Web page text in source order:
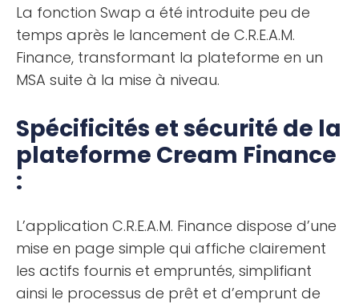
La fonction Swap a été introduite peu de
temps après le lancement de C.R.E.A.M.
Finance, transformant la plateforme en un
MSA suite à la mise à niveau.
Spécificités et sécurité de la
plateforme Cream Finance
:
L’application C.R.E.A.M. Finance dispose d’une
mise en page simple qui affiche clairement
les actifs fournis et empruntés, simplifiant
ainsi le processus de prêt et d’emprunt de